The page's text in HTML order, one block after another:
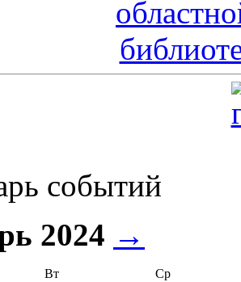
событий
2024 →
Вт
Ср